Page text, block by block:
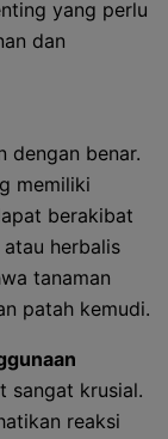
yang perlu
dan
dengan benar.
memiliki
berakibat
herbalis
tanaman
patah kemudi.
sangat krusial.
reaksi